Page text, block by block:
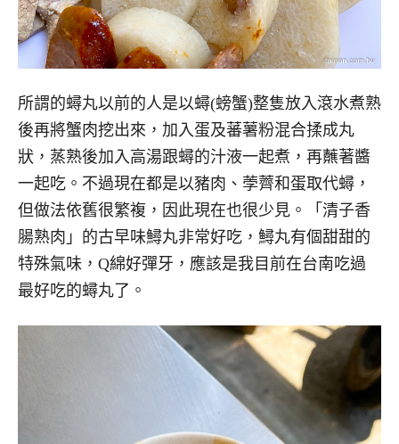
所謂的蟳丸以前的人是以蟳(螃蟹)整隻放入滾水煮熟
後再將蟹肉挖出來，加入蛋及蕃薯粉混合揉成丸
狀，蒸熟後加入高湯跟蟳的汁液一起煮，再蘸著醬
一起吃。不過現在都是以豬肉、荸薺和蛋取代蟳，
但做法依舊很繁複，因此現在也很少見。「清子香
腸熟肉」的古早味鱘丸非常好吃，鱘丸有個甜甜的
特殊氣味，Q綿好彈牙，應該是我目前在台南吃過
最好吃的蟳丸了。